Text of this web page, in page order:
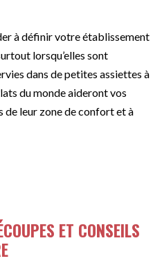
à définir votre établissement
lorsqu’elles sont
dans de petites assiettes à
du monde aideront vos
de leur zone de confort et à
CLIENTS CE QU’ILS
ET CONSEILS